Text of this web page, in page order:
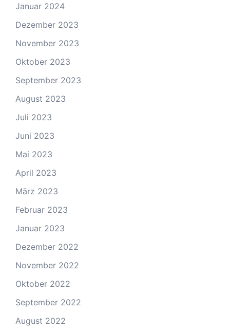
Januar 2024
Dezember 2023
November 2023
Oktober 2023
September 2023
August 2023
Juli 2023
Juni 2023
Mai 2023
April 2023
März 2023
Februar 2023
Januar 2023
Dezember 2022
November 2022
Oktober 2022
September 2022
August 2022